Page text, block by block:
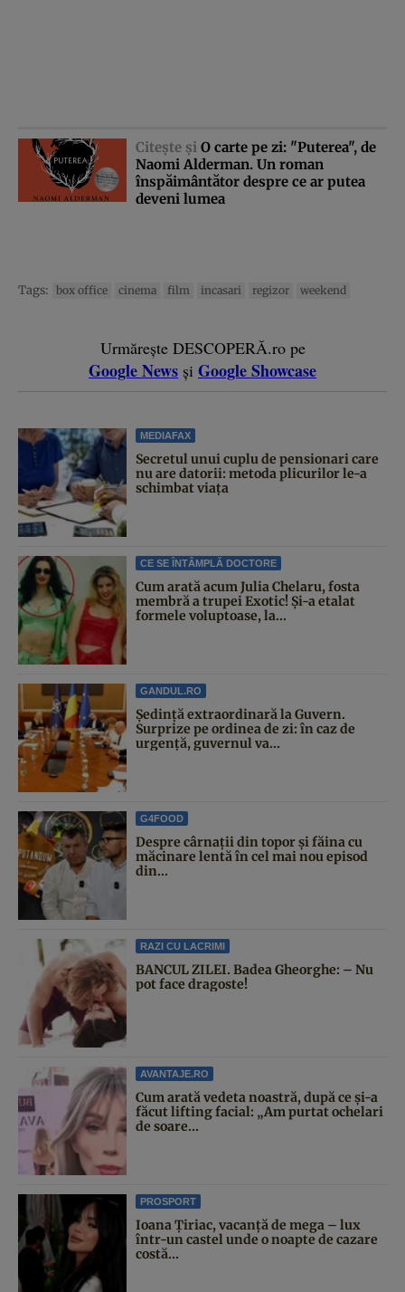
Citeşte şi O carte pe zi: "Puterea", de
Naomi Alderman. Un roman
înspăimântător despre ce ar putea
deveni lumea
Tags: box office cinema film incasari regizor weekend
Urmărește DESCOPERĂ.ro pe
Google News și Google Showcase
MEDIAFAX
Secretul unui cuplu de pensionari care
nu are datorii: metoda plicurilor le-a
schimbat viața
CE SE ÎNTÂMPLĂ DOCTORE
Cum arată acum Julia Chelaru, fosta
membră a trupei Exotic! Și-a etalat
formele voluptoase, la...
GANDUL.RO
Şedinţă extraordinară la Guvern.
Surprize pe ordinea de zi: în caz de
urgență, guvernul va...
G4FOOD
Despre cârnații din topor și făina cu
măcinare lentă în cel mai nou episod
din...
RAZI CU LACRIMI
BANCUL ZILEI. Badea Gheorghe: – Nu
pot face dragoste!
AVANTAJE.RO
Cum arată vedeta noastră, după ce și-a
făcut lifting facial: „Am purtat ochelari
de soare...
PROSPORT
Ioana Țiriac, vacanță de mega – lux
într-un castel unde o noapte de cazare
costă...